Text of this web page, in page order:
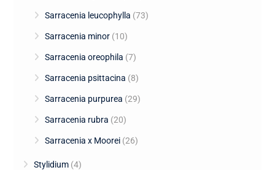
Sarracenia leucophylla (73)
Sarracenia minor (10)
Sarracenia oreophila (7)
Sarracenia psittacina (8)
Sarracenia purpurea (29)
Sarracenia rubra (20)
Sarracenia x Moorei (26)
Stylidium (4)